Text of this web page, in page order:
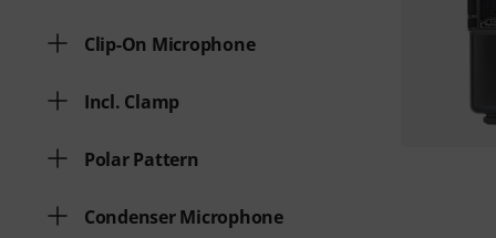
Clip-On Microphone
Incl. Clamp
Polar Pattern
Condenser Microphone